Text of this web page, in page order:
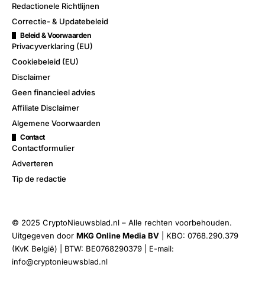
Redactionele Richtlijnen
Correctie- & Updatebeleid
Beleid & Voorwaarden
Privacyverklaring (EU)
Cookiebeleid (EU)
Disclaimer
Geen financieel advies
Affiliate Disclaimer
Algemene Voorwaarden
Contact
Contactformulier
Adverteren
Tip de redactie
© 2025 CryptoNieuwsblad.nl – Alle rechten voorbehouden.
Uitgegeven door MKG Online Media BV | KBO: 0768.290.379
(KvK België) | BTW: BE0768290379 | E-mail:
info@cryptonieuwsblad.nl